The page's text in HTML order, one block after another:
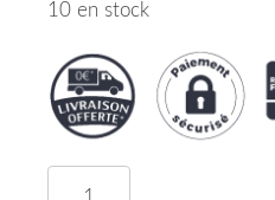
10 en stock